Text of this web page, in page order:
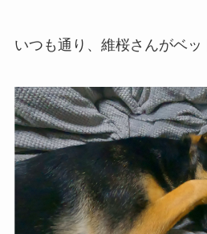
いつも通り、維桜さんがベッ